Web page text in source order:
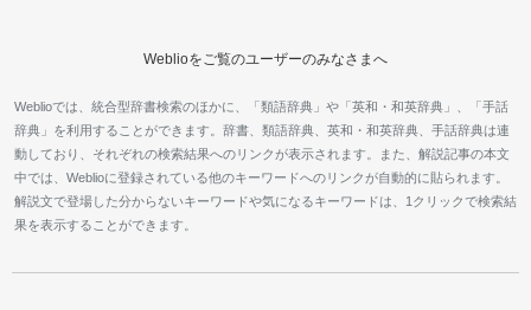
Weblioをご覧のユーザーのみなさまへ
Weblioでは、統合型辞書検索のほかに、「類語辞典」や「英和・和英辞典」、「手話
辞典」を利用することができます。辞書、類語辞典、英和・和英辞典、手話辞典は連
動しており、それぞれの検索結果へのリンクが表示されます。また、解説記事の本文
中では、Weblioに登録されている他のキーワードへのリンクが自動的に貼られます。
解説文で登場した分からないキーワードや気になるキーワードは、1クリックで検索結
果を表示することができます。